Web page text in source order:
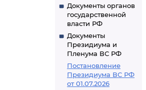
Документы органов
государственной
власти РФ
Документы
Президиума и
Пленума ВС РФ
Постановление
Президиума ВС РФ
от 01.07.2026